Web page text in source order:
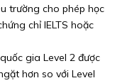
trường cho phép học
chỉ IELTS hoặc
gia Level 2 được
hơn so với Level